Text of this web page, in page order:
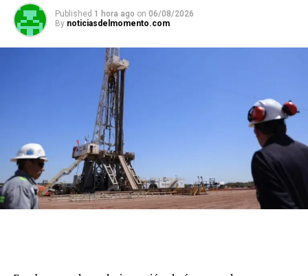
Published 1 hora ago on 06/08/2026
By noticiasdelmomento.com